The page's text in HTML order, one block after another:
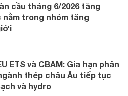
cầu tháng 6/2026 tăng
nằm trong nhóm tăng
ETS và CBAM: Gia hạn phân
thép châu Âu tiếp tục
và hydro